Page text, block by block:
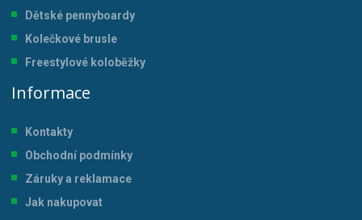
Dětské pennyboardy
Kolečkové brusle
Freestylové koloběžky
Informace
Kontakty
Obchodní podmínky
Záruky a reklamace
Jak nakupovat